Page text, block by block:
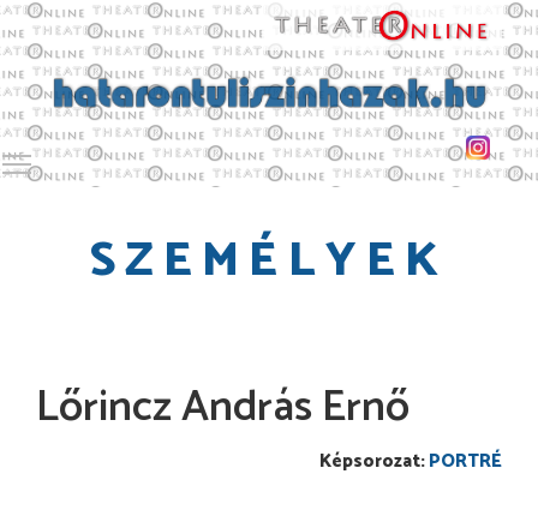
Toggle main menu visibility
SZEMÉLYEK
Lőrincz András Ernő
PORTRÉ